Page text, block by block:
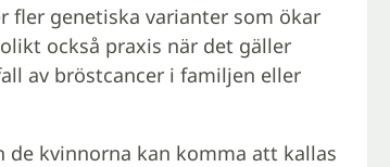
fler genetiska varianter som ökar
också praxis när det gäller
av bröstcancer i familjen eller
de kvinnorna kan komma att kallas